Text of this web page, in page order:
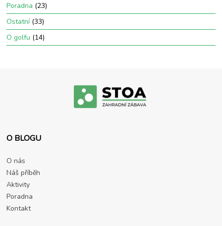
Poradna (23)
Ostatní(33)
O golfu (14)
O BLOGU
O nás
Náš příběh
Aktivity
Poradna
Kontakt